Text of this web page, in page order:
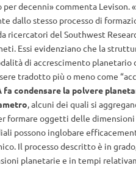
per decenni» commenta Levison.
dallo stesso processo di
ricercatori del Southwest
Essi evidenziano che la
di accrescimento planetario
tradotto più o meno come
fa condensare la polvere
, alcuni dei quali si
formare oggetti delle
possono inglobare
Il processo descritto è in
planetarie e in tempi